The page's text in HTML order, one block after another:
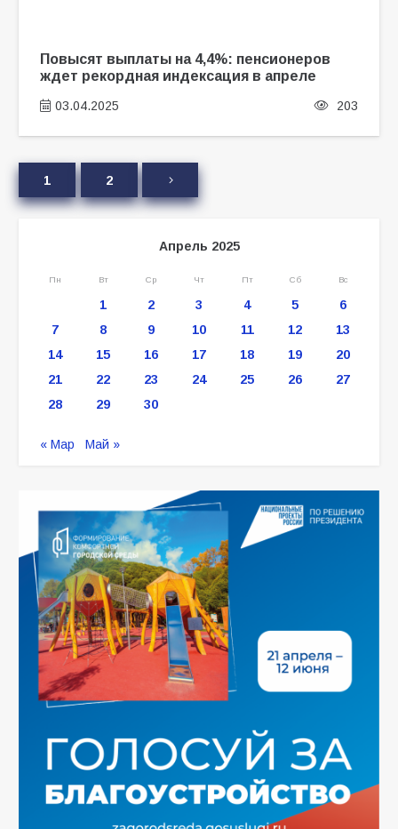
Повысят выплаты на 4,4%: пенсионеров
ждет рекордная индексация в апреле
03.04.2025 203
1 2
Апрель 2025
Пн Вт Ср Чт Пт Сб Вс
1 2 3 4 5
6
7
8 9 10 11 12
13
14
15 16 17 18 19
20
21
22 23 24 25 26
27
28
29 30
« Мар Май »